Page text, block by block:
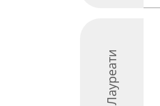
Лауреати